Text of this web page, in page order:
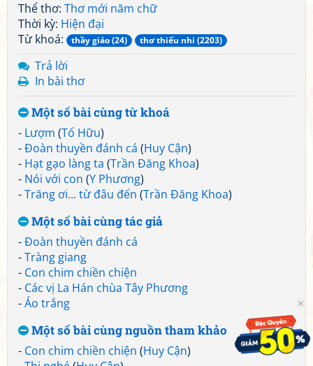
Thể thơ: Thơ mới năm chữ
Thời kỳ: Hiện đại
Từ khoá:
thầy giáo (24) thơ thiếu nhi (2203)
Trả lời
In bài thơ
Một số bài cùng từ khoá
- Lượm (Tố Hữu)
-Đoàn thuyền đánh cá (Huy Cận)
- Hạt gạo làng ta (Trần Đăng Khoa)
- Nói với con (Y Phương)
-Trăng ơi... từ đâu đến (Trần Đăng Khoa)
Một số bài cùng tác giả
-Đoàn thuyền đánh cá
-Tràng giang
- Con chim chiền chiện
- Các vị La Hán chùa Tây Phương
-Áo trắng
Một số bài cùng nguồn tham khảo
- Con chim chiền chiện (Huy Cận)